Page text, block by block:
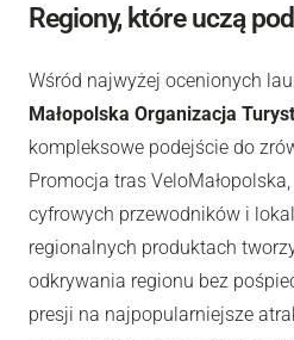
Regiony, które uczą
Wśród najwyżej ocenionych
Małopolska Organizacja
kompleksowe podejście do
Promocja tras
cyfrowych przewodników i
regionalnych produktach
odkrywania regionu bez
presji na najpopularniejsze